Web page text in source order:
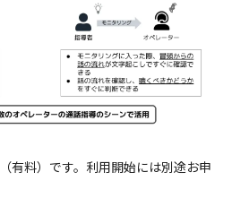
有料）です。利用開始には別途お申